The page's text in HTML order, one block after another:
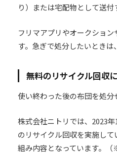
り）または宅配物として送
フリマアプリやオークショ
す。急ぎで処分したいとき
無料のリサイクル回収
使い終わった後の布団を処
株式会社ニトリでは、2023
のリサイクル回収を実施し
組み内容となっています。（